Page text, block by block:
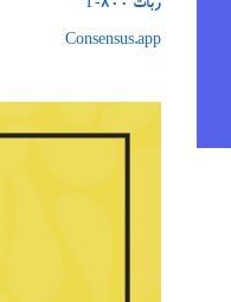
ربات T‑800
Consensus.app